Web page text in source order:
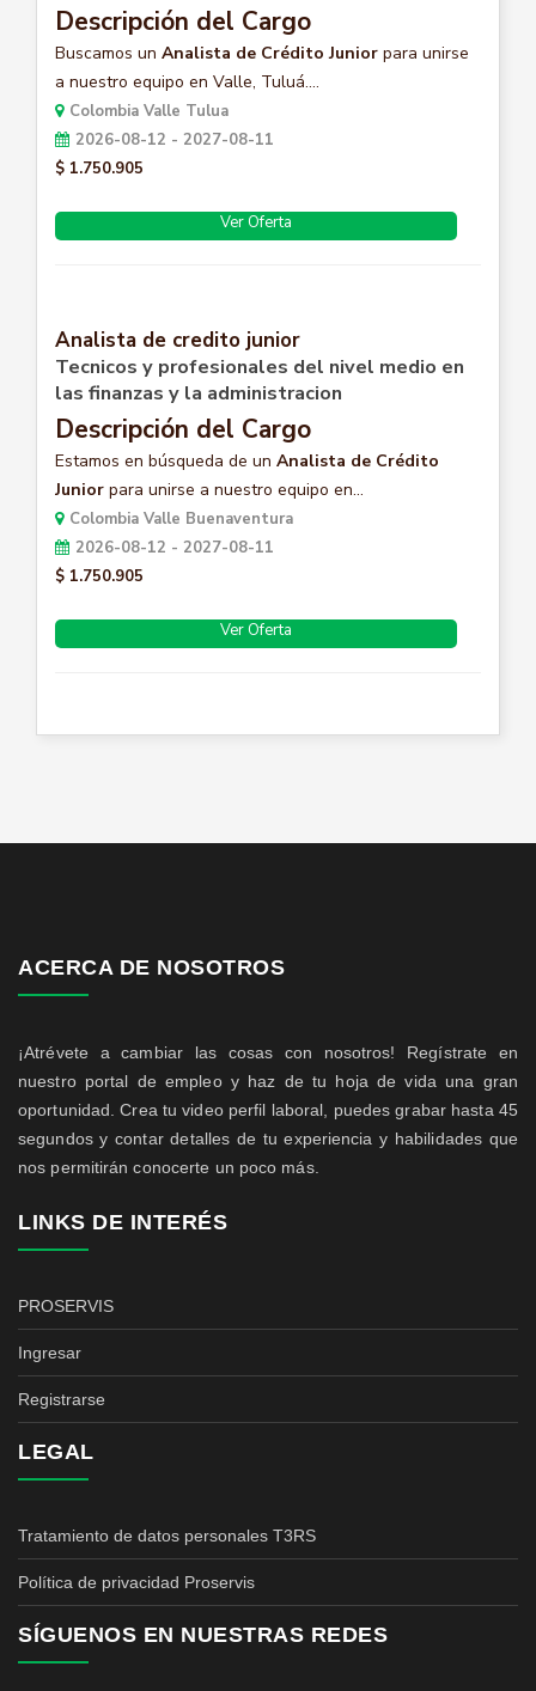
Descripción del Cargo
Buscamos un Analista de Crédito Junior para unirse
a nuestro equipo en Valle, Tuluá....
Colombia Valle Tulua
2026-08-12 - 2027-08-11
$ 1.750.905
Ver Oferta
Analista de credito junior
Tecnicos y profesionales del nivel medio en
las finanzas y la administracion
Descripción del Cargo
Estamos en búsqueda de un Analista de Crédito
Junior para unirse a nuestro equipo en...
Colombia Valle Buenaventura
2026-08-12 - 2027-08-11
$ 1.750.905
Ver Oferta
ACERCA DE NOSOTROS
¡Atrévete a cambiar las cosas con nosotros! Regístrate en
nuestro portal de empleo y haz de tu hoja de vida una gran
oportunidad. Crea tu video perfil laboral, puedes grabar hasta 45
segundos y contar detalles de tu experiencia y habilidades que
nos permitirán conocerte un poco más.
LINKS DE INTERÉS
PROSERVIS
Ingresar
Registrarse
LEGAL
Tratamiento de datos personales T3RS
Política de privacidad Proservis
SÍGUENOS EN NUESTRAS REDES